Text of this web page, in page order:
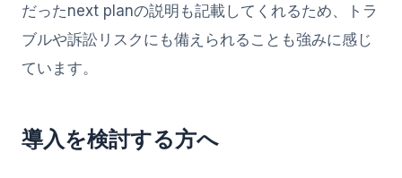
だったnext planの説明も記載してくれるため、トラ
ブルや訴訟リスクにも備えられることも強みに感じ
ています。
導入を検討する方へ